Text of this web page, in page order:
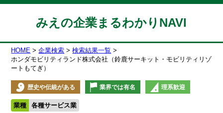
みえの企業まるわかりNAVI
HOME 企業検索
検索結果一覧
ホンダモビリティランド株式会社（鈴鹿サーキット・モビリティリゾ
ートもてぎ）
歴史や伝統がある 業界では有名 理系歓迎
業種 各種サービス業